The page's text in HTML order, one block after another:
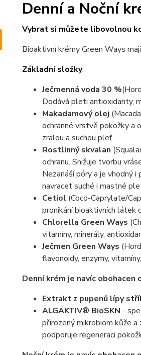
Denní a Noční
Vybrat si můžete libovolnou
Bioaktivní krémy Green Ways
Základní složky:
Ječmenná voda 30 %
Dodává pleti antioxidanty,
Makadamový olej
ochranné vrstvě pokožky a
zralou a suchou pleť.
Rostlinný skvalan
ochranu. Snižuje tvorbu
Nezanáší póry a je vhodný
navracet suché i mastné
Cetiol (Coco-Caprylate/
pronikání bioaktivních látek
Chlorella Green Ways
vitamíny, minerály,
Ječmen Green Ways
flavonoidy, enzymy,
Denní krém je navíc obohacen
Extrakt z pupenů lípy
ALGAKTIV® BioSKN -
přirozený mikrobiom kůže
podporuje regeneraci